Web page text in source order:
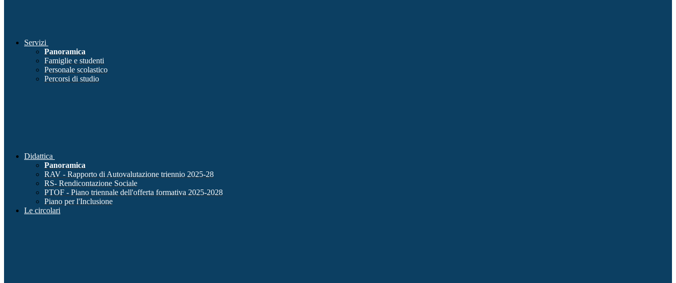
Servizi
Panoramica
Famiglie e studenti
Personale scolastico
Percorsi di studio
Didattica
Panoramica
RAV - Rapporto di Autovalutazione triennio 2025-28
RS- Rendicontazione Sociale
PTOF - Piano triennale dell'offerta formativa 2025-2028
Piano per l'Inclusione
Le circolari